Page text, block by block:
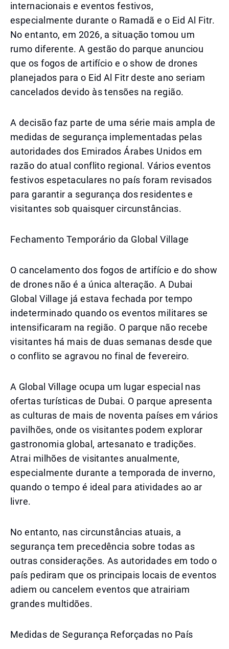
internacionais e eventos festivos,
especialmente durante o Ramadã e o Eid Al Fitr.
No entanto, em 2026, a situação tomou um
rumo diferente. A gestão do parque anunciou
que os fogos de artifício e o show de drones
planejados para o Eid Al Fitr deste ano seriam
cancelados devido às tensões na região.
A decisão faz parte de uma série mais ampla de
medidas de segurança implementadas pelas
autoridades dos Emirados Árabes Unidos em
razão do atual conflito regional. Vários eventos
festivos espetaculares no país foram revisados
para garantir a segurança dos residentes e
visitantes sob quaisquer circunstâncias.
Fechamento Temporário da Global Village
O cancelamento dos fogos de artifício e do show
de drones não é a única alteração. A Dubai
Global Village já estava fechada por tempo
indeterminado quando os eventos militares se
intensificaram na região. O parque não recebe
visitantes há mais de duas semanas desde que
o conflito se agravou no final de fevereiro.
A Global Village ocupa um lugar especial nas
ofertas turísticas de Dubai. O parque apresenta
as culturas de mais de noventa países em vários
pavilhões, onde os visitantes podem explorar
gastronomia global, artesanato e tradições.
Atrai milhões de visitantes anualmente,
especialmente durante a temporada de inverno,
quando o tempo é ideal para atividades ao ar
livre.
No entanto, nas circunstâncias atuais, a
segurança tem precedência sobre todas as
outras considerações. As autoridades em todo o
país pediram que os principais locais de eventos
adiem ou cancelem eventos que atrairiam
grandes multidões.
Medidas de Segurança Reforçadas no País